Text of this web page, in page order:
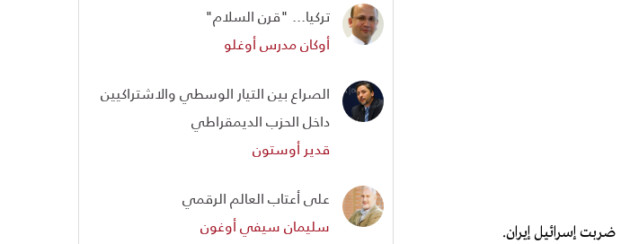
تركيا... "قرن السلام"
أوكان مدرس أوغلو
الصراع بين التيار الوسطي والاشتراكيين
داخل الحزب الديمقراطي
قدير أوستون
على أعتاب العالم الرقمي
سليمان سيفي أوغون